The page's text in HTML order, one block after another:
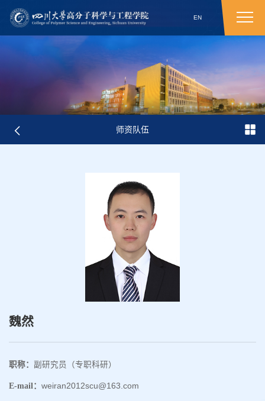
EN
师资队伍
魏然
职称： 副研究员（专职科研）
E-mail： weiran2012scu@163.com